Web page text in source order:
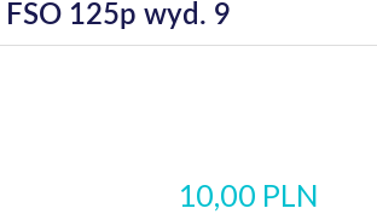
FSO 125p wyd. 9
10,00 PLN